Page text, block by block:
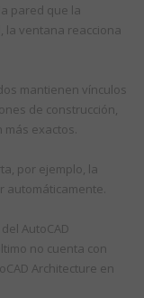
pared que la
la ventana reacciona
mantienen vínculos
de construcción,
exactos.
por ejemplo, la
automáticamente.
AutoCAD
no cuenta con
Architecture en